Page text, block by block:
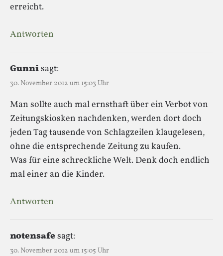
erreicht.
Antworten
Gunnisagt:
30. November 2012 um 15:03 Uhr
Man sollte auch mal ernsthaft über ein Verbot von
Zeitungskiosken nachdenken, werden dort doch
jeden Tag tausende von Schlagzeilen klaugelesen,
ohne die entsprechende Zeitung zu kaufen.
Was für eine schreckliche Welt. Denk doch endlich
mal einer an die Kinder.
Antworten
notensafesagt:
30. November 2012 um 15:05 Uhr